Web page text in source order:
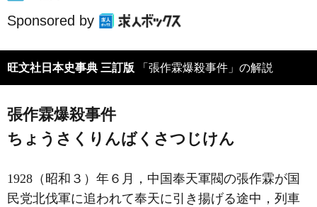
Sponsored by
旺文社日本史事典 三訂版 「張作霖爆殺事件」の解説
張作霖爆殺事件
ちょうさくりんばくさつじけん
1928（昭和３）年６月，中国奉天軍閥の張作霖が国
民党北伐軍に追われて奉天に引き揚げる途中，列車